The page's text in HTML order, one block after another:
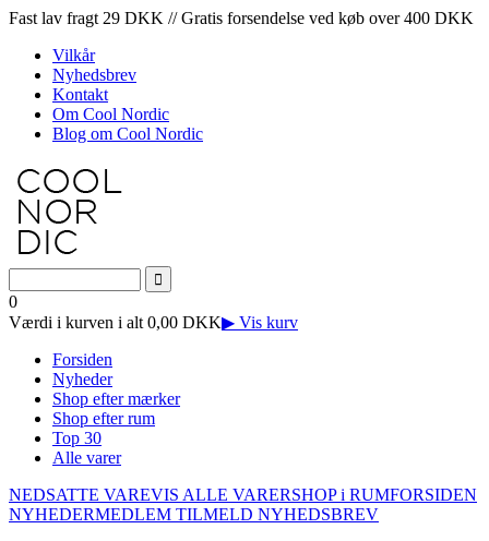
Fast lav fragt 29 DKK // Gratis forsendelse ved køb over 400 DKK
Vilkår
Nyhedsbrev
Kontakt
Om Cool Nordic
Blog om Cool Nordic
0
Værdi i kurven i alt 0,00 DKK▶ Vis kurv
Forsiden
Nyheder
Shop efter mærker
Shop efter rum
Top 30
Alle varer
NEDSATTE VAREVIS ALLE VARERSHOP i RUMFORSIDEN
NYHEDERMEDLEM TILMELD NYHEDSBREV